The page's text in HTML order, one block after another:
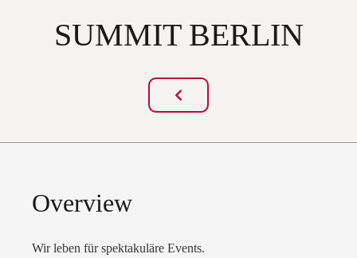
SUMMIT BERLIN
Overview
Wir leben für spektakuläre Events.